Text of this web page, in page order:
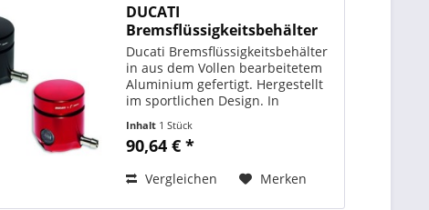
DUCATI
Bremsflüssigkeitsbehälter
by Rizoma...
Ducati Bremsflüssigkeitsbehälter
in aus dem Vollen bearbeitetem
Aluminium gefertigt. Hergestellt
im sportlichen Design. In
entwickelt. ORIGINAL DUCATI
PERFORMANCE Art. - Nr.:
Inhalt 1 Stück
90,64 € *
Vergleichen Merken